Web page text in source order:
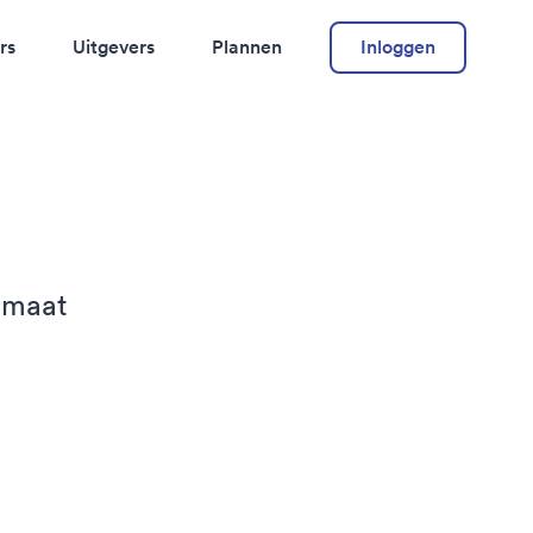
Uitgevers Plannen Inloggen